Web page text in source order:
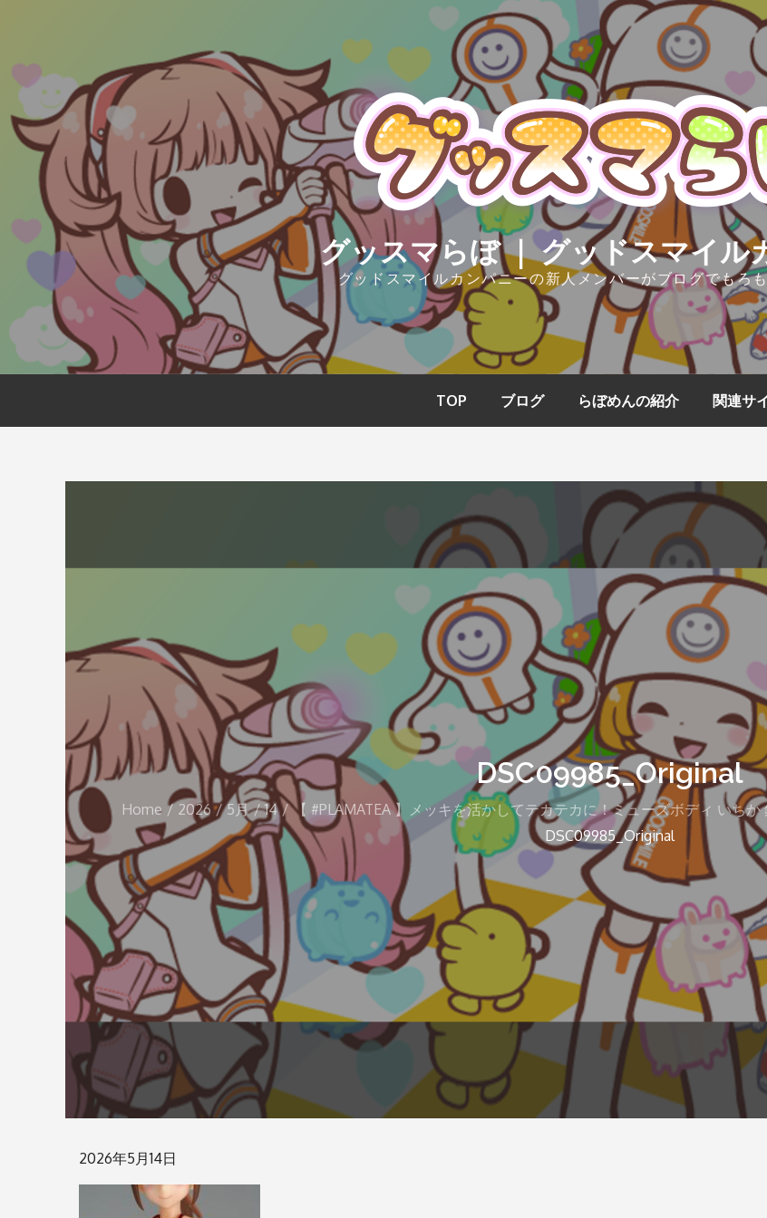
content
グッスマらぼ ｜ グッドスマイル
グッドスマイルカンパニーの新人メンバーがブログでもろ
TOP ブログ らぼめんの紹介 関連サ
DSC09985_Original
Home 2026 5月 14
【 #PLAMATEA 】メッキを活かしてテカテカに！ミューズボディ いち
DSC09985_Original
Posted
on
2026年5月14日